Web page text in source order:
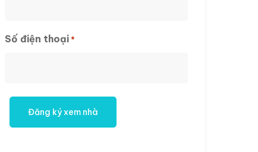
First
Số điện thoại *